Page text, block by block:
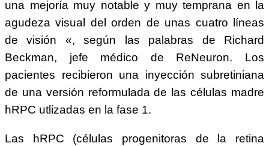
una mejoría muy notable y muy temprana en la
agudeza visual del orden de unas cuatro líneas
de visión «, según las palabras de Richard
Beckman, jefe médico de ReNeuron. Los
pacientes recibieron una inyección subretiniana
de una versión reformulada de las células madre
hRPC utlizadas en la fase 1.
Las hRPC (células progenitoras de la retina